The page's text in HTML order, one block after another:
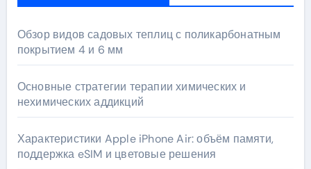
Обзор видов садовых теплиц с поликарбонатным
покрытием 4 и 6 мм
Основные стратегии терапии химических и
нехимических аддикций
Характеристики Apple iPhone Air: объём памяти,
поддержка eSIM и цветовые решения